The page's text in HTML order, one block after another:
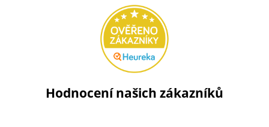
Hodnocení našich zákazníků